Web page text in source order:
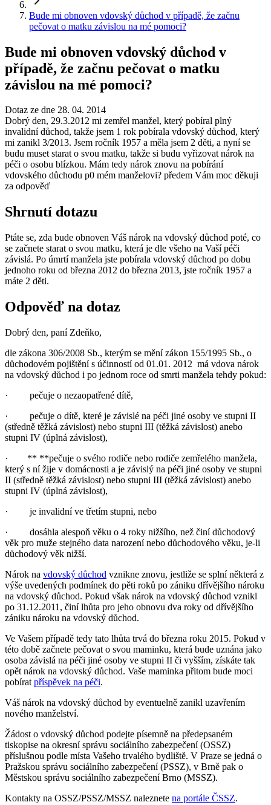
Bude mi obnoven vdovský důchod v případě, že začnu
pečovat o matku závislou na mé pomoci?
Bude mi obnoven vdovský důchod v
případě, že začnu pečovat o matku
závislou na mé pomoci?
Dotaz ze dne 28. 04. 2014
Dobrý den, 29.3.2012 mi zemřel manžel, který pobíral plný
invalidní důchod, takže jsem 1 rok pobírala vdovský důchod, který
mi zanikl 3/2013. Jsem ročník 1957 a měla jsem 2 děti, a nyní se
budu muset starat o svou matku, takže si budu vyřizovat nárok na
péči o osobu blízkou. Mám tedy nárok znovu na pobírání
vdovského důchodu p0 mém manželovi? předem Vám moc děkuji
za odpověď
Shrnutí dotazu
Ptáte se, zda bude obnoven Váš nárok na vdovský důchod poté, co
se začnete starat o svou matku, která je dle všeho na Vaší péči
závislá. Po úmrtí manžela jste pobírala vdovský důchod po dobu
jednoho roku od března 2012 do března 2013, jste ročník 1957 a
máte 2 děti.
Odpověď na dotaz
Dobrý den, paní Zdeňko,
dle zákona 306/2008 Sb., kterým se mění zákon 155/1995 Sb., o
důchodovém pojištění s účinností od 01.01. 2012 má vdova nárok
na vdovský důchod i po jednom roce od smrti manžela tehdy pokud:
· pečuje o nezaopatřené dítě,
· pečuje o dítě, které je závislé na péči jiné osoby ve stupni II
(středně těžká závislost) nebo stupni III (těžká závislost) anebo
stupni IV (úplná závislost),
· ** **pečuje o svého rodiče nebo rodiče zemřelého manžela,
který s ní žije v domácnosti a je závislý na péči jiné osoby ve stupni
II (středně těžká závislost) nebo stupni III (těžká závislost) anebo
stupni IV (úplná závislost),
· je invalidní ve třetím stupni, nebo
· dosáhla alespoň věku o 4 roky nižšího, než činí důchodový
věk pro muže stejného data narození nebo důchodového věku, je-li
důchodový věk nižší.
Nárok na vdovský důchod vznikne znovu, jestliže se splní některá z
výše uvedených podmínek do pěti roků po zániku dřívějšího nároku
na vdovský důchod. Pokud však nárok na vdovský důchod vznikl
po 31.12.2011, činí lhůta pro jeho obnovu dva roky od dřívějšího
zániku nároku na vdovský důchod.
Ve Vašem případě tedy tato lhůta trvá do března roku 2015. Pokud v
této době začnete pečovat o svou maminku, která bude uznána jako
osoba závislá na péči jiné osoby ve stupni II či vyšším, získáte tak
opět nárok na vdovský důchod. Vaše maminka přitom bude moci
pobírat příspěvek na péči.
Váš nárok na vdovský důchod by eventuelně zanikl uzavřením
nového manželství.
Žádost o vdovský důchod podejte písemně na předepsaném
tiskopise na okresní správu sociálního zabezpečení (OSSZ)
příslušnou podle místa Vašeho trvalého bydliště. V Praze se jedná o
Pražskou správu sociálního zabezpečení (PSSZ), v Brně pak o
Městskou správu sociálního zabezpečení Brno (MSSZ).
Kontakty na OSSZ/PSSZ/MSSZ naleznete na portále ČSSZ.